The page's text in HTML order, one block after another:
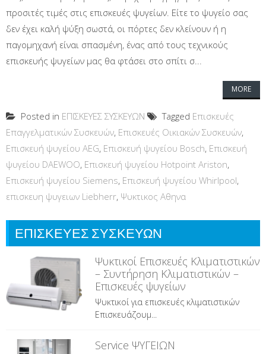
προσιτές τιμές στις επισκευές ψυγείων. Είτε το ψυγείο σας
δεν έχει καλή ψύξη σωστά, οι πόρτες δεν κλείνουν ή η
παγομηχανή είναι σπασμένη, ένας από τους τεχνικούς
επισκευής ψυγείων μας θα φτάσει στο σπίτι σ...
MORE
Posted in ΕΠΙΣΚΕΥΕΣ ΣΥΣΚΕΥΩΝ Tagged Επισκευές
Επαγγελματικών Συσκευών, Επισκευές Οικιακών Συσκευών,
Επισκευή ψυγείου AEG, Επισκευή ψυγείου Bosch, Επισκευή
ψυγείου DAEWOO, Επισκευή ψυγείου Hotpoint Ariston,
Επισκευή ψυγείου Siemens, Επισκευή ψυγείου Whirlpool,
επισκευη ψυγειων Liebherr, Ψυκτικος Αθηνα
ΕΠΙΣΚΕΥΕΣ ΣΥΣΚΕΥΩΝ
Ψυκτικοί Επισκευές Κλιματιστικών
– Συντήρηση Κλιματιστικών –
Επισκευές ψυγείων
Ψυκτικοί για επισκευές κλιματιστικών
Επισκευάζουμ...
Service ΨΥΓΕΙΩΝ